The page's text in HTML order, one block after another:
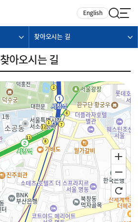
English
찾아오시는 길
찾아오시는 길